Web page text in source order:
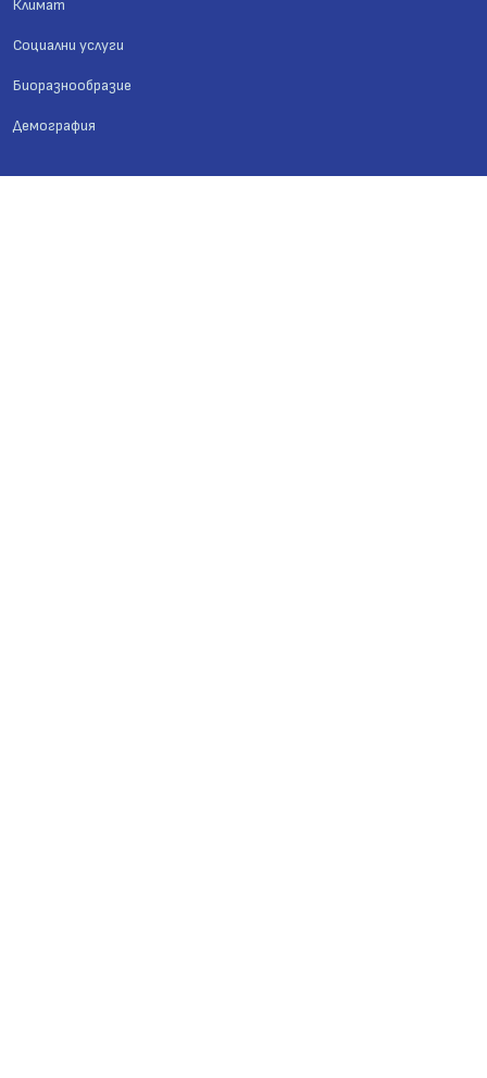
Климат
Социални услуги
Биоразнообразие
Демография